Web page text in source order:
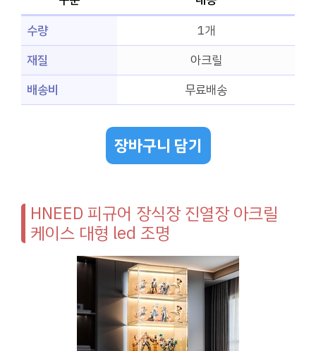
수량
1개
재질
아크릴
배송비
무료배송
장바구니 담기
HNEED 피규어 장식장 진열장 아크릴
케이스 대형 led 조명